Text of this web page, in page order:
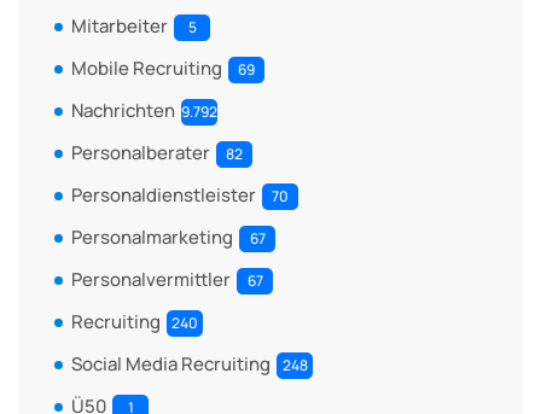
Mitarbeiter 5
Mobile Recruiting 69
Nachrichten 9.792
Personalberater 82
Personaldienstleister 70
Personalmarketing 67
Personalvermittler 67
Recruiting 240
Social Media Recruiting 248
Ü50 1